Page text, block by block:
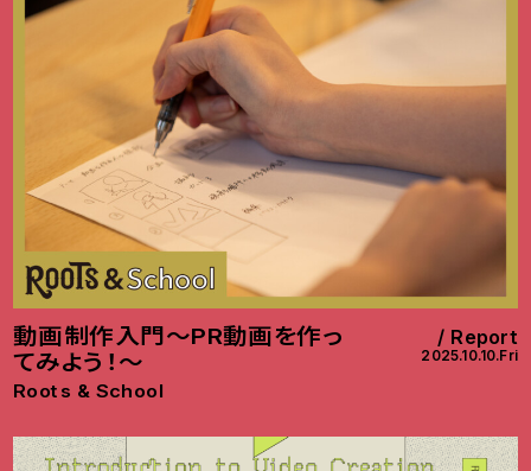
動画制作入門～PR動画を作っ
てみよう！～
Roots & School
Report
2025.10.10.Fri